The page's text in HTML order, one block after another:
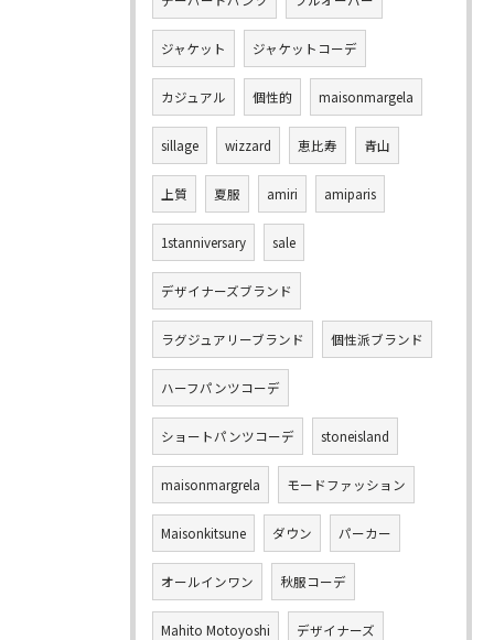
ジャケット ジャケットコーデ
カジュアル 個性的 maisonmargela
sillage wizzard 恵比寿 青山
上質 夏服 amiri amiparis
1stanniversary sale
デザイナーズブランド
ラグジュアリーブランド 個性派ブランド
ハーフパンツコーデ
ショートパンツコーデ stoneisland
maisonmargrela モードファッション
Maisonkitsune ダウン パーカー
オールインワン 秋服コーデ
Mahito Motoyoshi デザイナーズ